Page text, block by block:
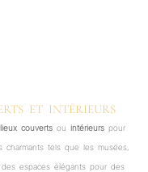
ET INTÉRIEURS
lieux couvertsou intérieurspour
tels que les musées,
espaces élégants pour des